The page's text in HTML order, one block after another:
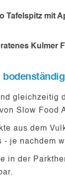
Tafelspitz mit
Kulmer
gleichzeitig
Slow Food
aus dem
- je nachdem
in der